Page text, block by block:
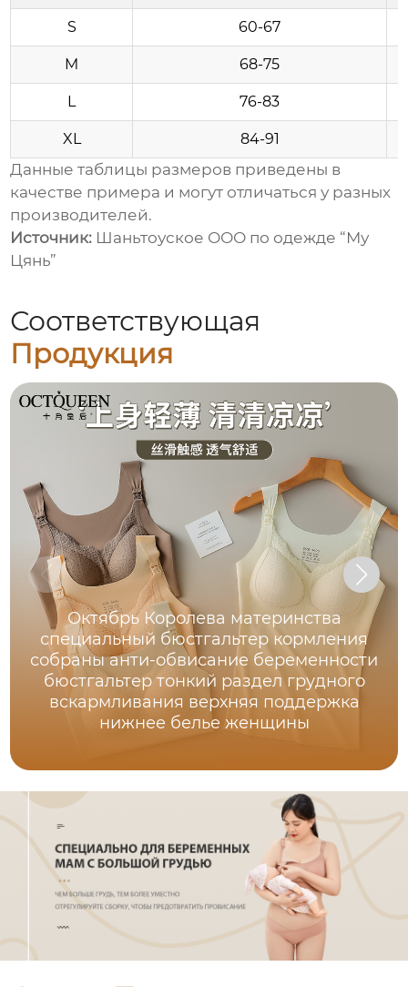
S 60-67
M 68-75
L 76-83
XL 84-91
Данные таблицы размеров приведены в
качестве примера и могут отличаться у разных
производителей.
Источник: Шаньтоуское ООО по одежде “Му
Цянь”
Соответствующая
Продукция
Октябрь Королева материнства
специальный бюстгальтер кормления
собраны анти-обвисание беременности
бюстгальтер тонкий раздел грудного
вскармливания верхняя поддержка
нижнее белье женщины